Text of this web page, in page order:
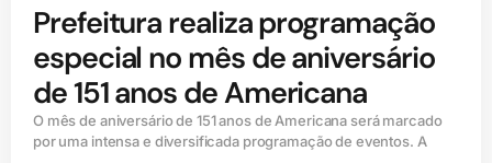
Prefeitura realiza programação
especial no mês de aniversário
de 151 anos de Americana
O mês de aniversário de 151 anos de Americana será marcado
por uma intensa e diversificada programação de eventos. A